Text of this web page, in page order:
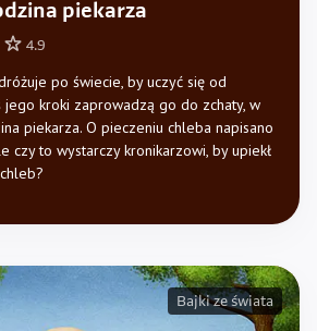
piekarza
4.9
po świecie, by uczyć się od
jego kroki zaprowadzą go do zchaty, w
piekarza. O pieczeniu chleba napisano
czy to wystarczy kronikarzowi, by upiekł
Bajki ze świata